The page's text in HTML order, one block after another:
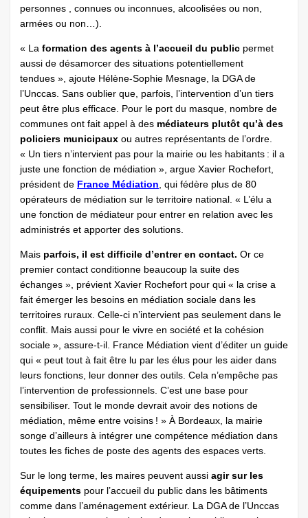
personnes , connues ou inconnues, alcoolisées ou non,
armées ou non…).
« La formation des agents à l’accueil du public permet
aussi de désamorcer des situations potentiellement
tendues », ajoute Hélène-Sophie Mesnage, la DGA de
l’Unccas. Sans oublier que, parfois, l’intervention d’un tiers
peut être plus efficace. Pour le port du masque, nombre de
communes ont fait appel à des médiateurs plutôt qu’à des
policiers municipaux ou autres représentants de l’ordre.
« Un tiers n’intervient pas pour la mairie ou les habitants : il a
juste une fonction de médiation », argue Xavier Rochefort,
président de France Médiation, qui fédère plus de 80
opérateurs de médiation sur le territoire national. « L’élu a
une fonction de médiateur pour entrer en relation avec les
administrés et apporter des solutions.
Mais parfois, il est difficile d’entrer en contact. Or ce
premier contact conditionne beaucoup la suite des
échanges », prévient Xavier Rochefort pour qui « la crise a
fait émerger les besoins en médiation sociale dans les
territoires ruraux. Celle-ci n’intervient pas seulement dans le
conflit. Mais aussi pour le vivre en société et la cohésion
sociale », assure-t-il. France Médiation vient d’éditer un guide
qui « peut tout à fait être lu par les élus pour les aider dans
leurs fonctions, leur donner des outils. Cela n’empêche pas
l’intervention de professionnels. C’est une base pour
sensibiliser. Tout le monde devrait avoir des notions de
médiation, même entre voisins ! » À Bordeaux, la mairie
songe d’ailleurs à intégrer une compétence médiation dans
toutes les fiches de poste des agents des espaces verts.
Sur le long terme, les maires peuvent aussi agir sur les
équipements pour l’accueil du public dans les bâtiments
comme dans l’aménagement extérieur. La DGA de l’Unccas